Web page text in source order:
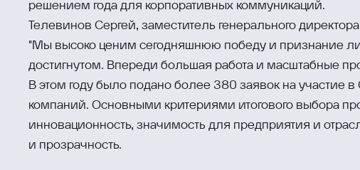
решением года для корпоративных коммуникаций.
Телевинов Сергей, заместитель генерального
"Мы высоко ценим сегодняшнюю победу и признание
достигнутом. Впереди большая работа и масштабные
В этом году было подано более 380 заявок на участие
компаний. Основными критериями итогового выбора
инновационность, значимость для предприятия и
и прозрачность.